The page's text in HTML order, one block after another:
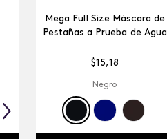
Mega Full Size Máscara de
Pestañas a Prueba de Agua
$15,18
Negro